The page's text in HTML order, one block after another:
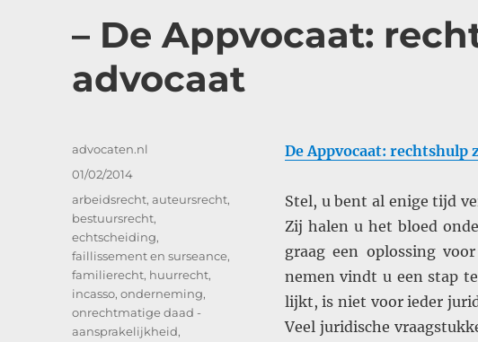
– De Appvocaat:
advocaat
De Appvocaat: rechtshulp
Stel, u bent al enige tijd
Zij halen u het bloed
graag een oplossing
nemen vindt u een stap
lijkt, is niet voor ieder
Veel juridische
Auteur
advocaten.nl
Geplaatst
op
01/02/2014
Categorieën
arbeidsrecht,auteursrecht,
bestuursrecht,
echtscheiding,
faillissement en surseance,
familierecht, huurrecht,
incasso,onderneming,
onrechtmatige daad -
aansprakelijkheid,